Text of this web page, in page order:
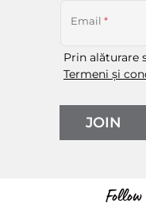
Email *
Prin alăturare
Termeni și
JOIN